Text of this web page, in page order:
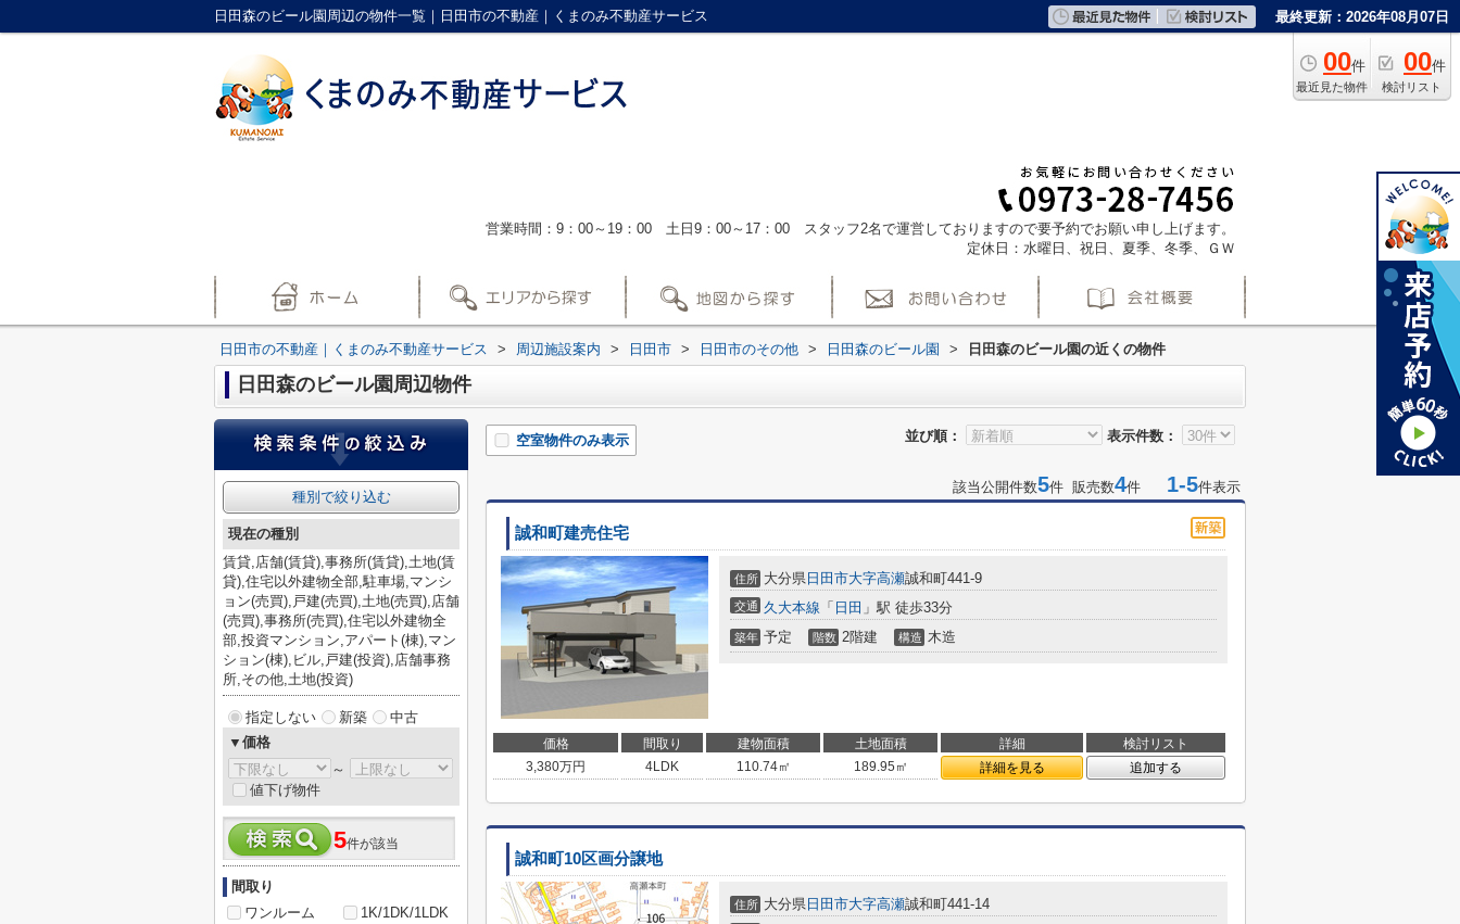
日田森のビール園周辺の物件一覧｜日田市の不動産｜くまのみ不動産サービス 最終更新：2026年08月07日
00件
最近見た物件
00件
検討リスト
営業時間：9：00～19：00 土日9：00～17：00 スタッフ2名で運営しておりますので要予約でお願い申し上げます。
定休日：水曜日、祝日、夏季、冬季、ＧＷ
日田市の不動産｜くまのみ不動産サービス > 周辺施設案内 > 日田市 > 日田市のその他 > 日田森のビール園 > 日田森のビール園の近くの物件
日田森のビール園周辺物件
並び順： 表示件数：
空室物件のみ表示
該当公開件数5件 販売数4件 1-5件表示
誠和町建売住宅
住所 大分県 日田市大字高瀬誠和町441-9
交通 久大本線 「 日田 」駅 徒歩33分
築年 予定 階数 2階建 構造 木造
価格 間取り 建物面積 土地面積 詳細
検討リスト
3,380万円 4LDK 110.74㎡ 189.95㎡ 詳細を見る 追加する
誠和町10区画分譲地
住所 大分県 日田市大字高瀬誠和町441-14
種別で絞り込む
現在の種別
賃貸,店舗(賃貸),事務所(賃貸),土地(賃
貸),住宅以外建物全部,駐車場,マンシ
ョン(売買),戸建(売買),土地(売買),店舗
(売買),事務所(売買),住宅以外建物全
部,投資マンション,アパート(棟),マン
ション(棟),ビル,戸建(投資),店舗事務
所,その他,土地(投資)
指定しない 新築
中古
▼価格
～
値下げ物件
5件が該当
間取り
ワンルーム
1K/1DK/1LDK